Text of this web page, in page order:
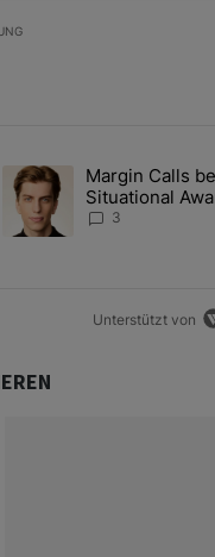
kommentierten Artikel
Strasse von Hormus
Ein Trendartikel mit dem
Margin Calls
Situational
Alles über den
3
Unterstützt von